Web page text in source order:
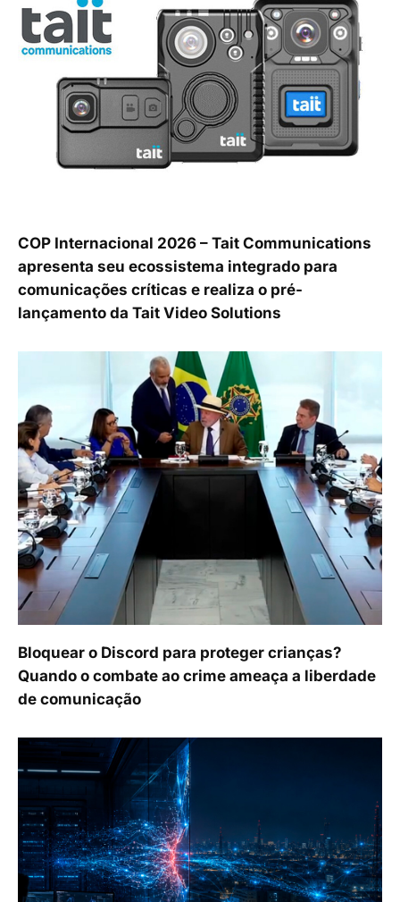
COP Internacional 2026 – Tait Communications
apresenta seu ecossistema integrado para
comunicações críticas e realiza o pré-
lançamento da Tait Video Solutions
Bloquear o Discord para proteger crianças?
Quando o combate ao crime ameaça a liberdade
de comunicação